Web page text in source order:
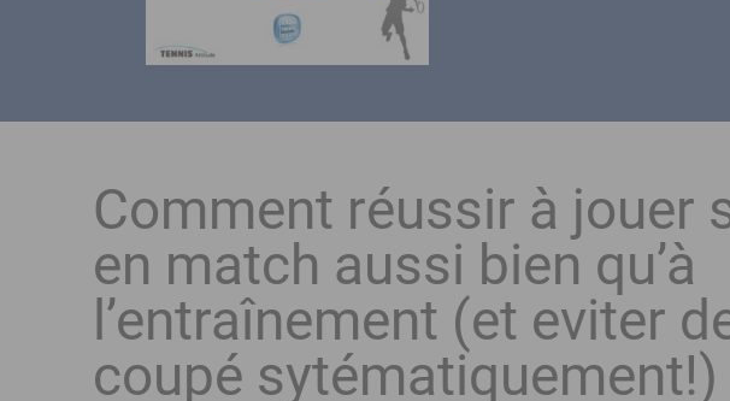
Comment réussir à jouer
en match aussi bien qu’à
l’entraînement (et eviter
coupé sytématiquement!)